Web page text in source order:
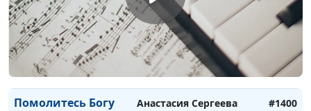
Бог, Ты, наверное,
красив
Юлия Авструб #1402
Гармония природы Анастасия Сергеева #1401
Помолитесь Богу Анастасия Сергеева #1400